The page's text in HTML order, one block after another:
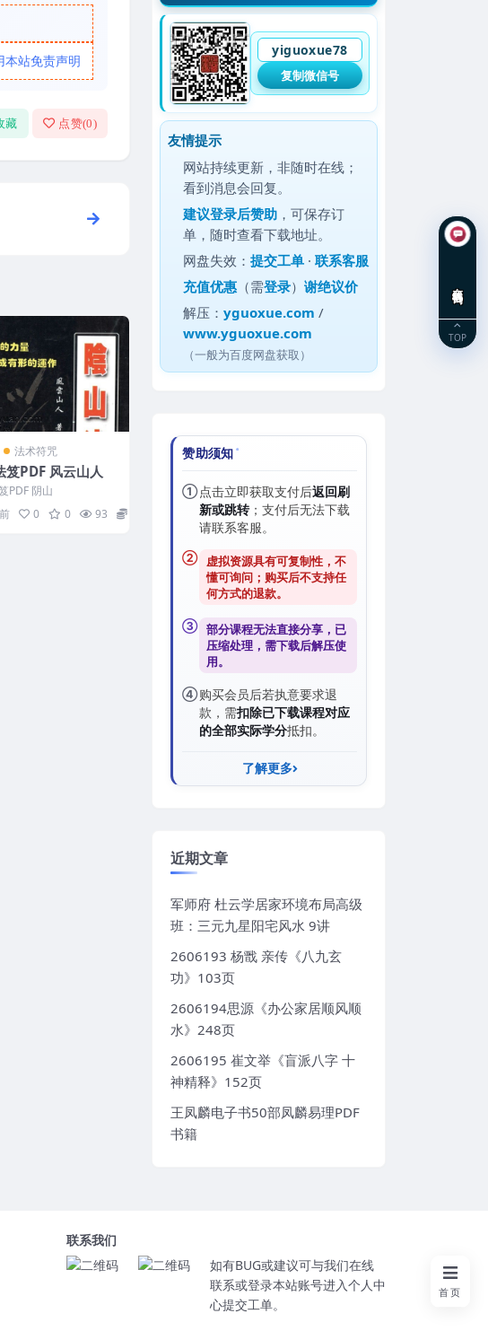
本站免责声明
藏 点赞(0)
法术符咒
阴山法笈PDF 风云山人
PDF 阴山
0 0 93
yiguoxue78
复制微信号
友情提示
网站持续更新，非随时在线；
看到消息会回复。
建议登录后赞助 ，可保存订
单，随时查看下载地址。
网盘失效：提交工单 ·联系客服
充值优惠 （需登录）谢绝议价
解压：yguoxue.com /
www.yguoxue.com
（一般为百度网盘获取）
赞助须知
①点击立即获取支付后返回刷
新或跳转；支付后无法下载
请联系客服。
②
虚拟资源具有可复制性，不
懂可询问；购买后不支持任
何方式的退款。
③ 部分课程无法直接分享，已
压缩处理，需下载后解压使
用。
④购买会员后若执意要求退
款，需扣除已下载课程对应
的全部实际学分抵扣。
了解更多
近期文章
军师府 杜云学居家环境布局高级
班：三元九星阳宅风水 9讲
2606193 杨戬 亲传《八九玄
功》103页
2606194思源《办公家居顺风顺
水》248页
2606195 崔文举《盲派八字 十
神精释》152页
王凤麟电子书50部凤麟易理PDF
书籍
联系我们
如有BUG或建议可与我们在线
联系或登录本站账号进入个人中
心提交工单。
首页
TOP